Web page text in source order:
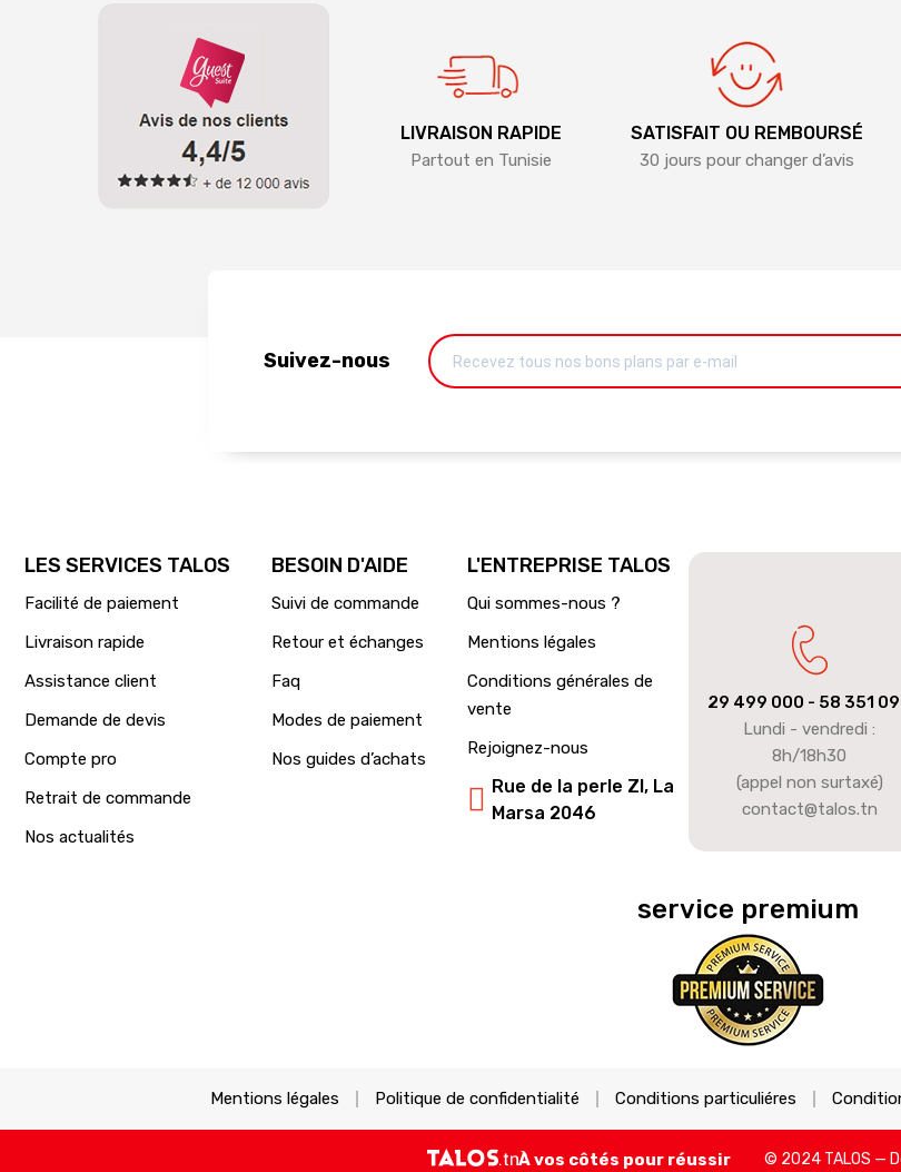
LIVRAISON RAPIDE
Partout en Tunisie
SATISFAIT OU REMBOURSÉ
30 jours pour changer d’avis
Suivez-nous
LES SERVICES TALOS
Facilité de paiement
Livraison rapide
Assistance client
Demande de devis
Compte pro
Retrait de commande
Nos actualités
BESOIN D'AIDE
Suivi de commande
Retour et échanges
Faq
Modes de paiement
Nos guides d’achats
L'ENTREPRISE TALOS
Qui sommes-nous ?
Mentions légales
Conditions générales de
vente
Rejoignez-nous
Rue de la perle ZI, La
Marsa 2046
29 499 000 - 58 351
Lundi - vendredi :
8h/18h30
(appel non surtaxé)
contact@talos.tn
service premium
Mentions légales Politique de confidentialité Conditions particuliéres
À vos côtés pour réussir © 2024 TALOS —